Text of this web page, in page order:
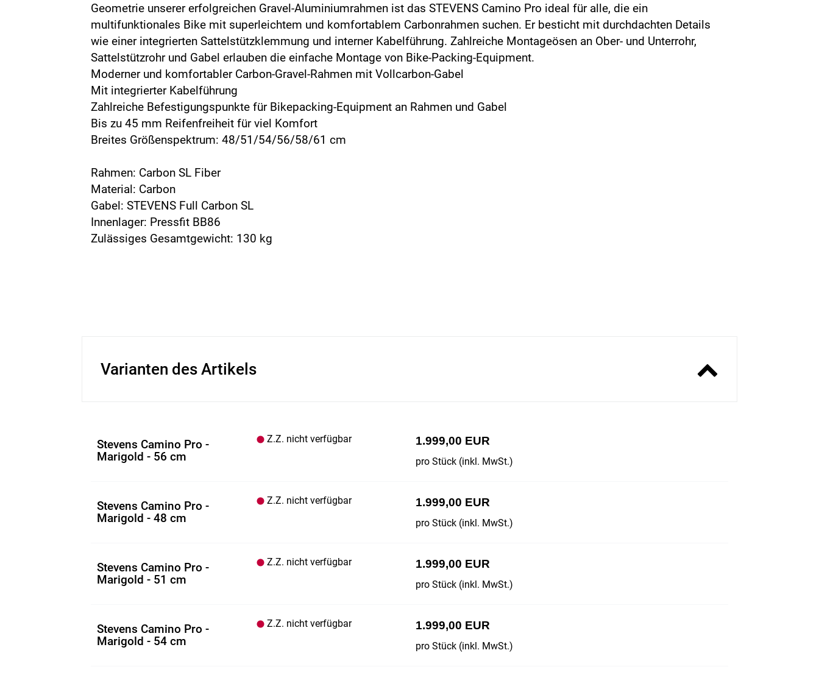
Geometrie unserer erfolgreichen Gravel-Aluminiumrahmen ist das STEVENS Camino Pro ideal für alle, die ein
multifunktionales Bike mit superleichtem und komfortablem Carbonrahmen suchen. Er besticht mit durchdachten Details
wie einer integrierten Sattelstützklemmung und interner Kabelführung. Zahlreiche Montageösen an Ober- und Unterrohr,
Sattelstützrohr und Gabel erlauben die einfache Montage von Bike-Packing-Equipment.
Moderner und komfortabler Carbon-Gravel-Rahmen mit Vollcarbon-Gabel
Mit integrierter Kabelführung
Zahlreiche Befestigungspunkte für Bikepacking-Equipment an Rahmen und Gabel
Bis zu 45 mm Reifenfreiheit für viel Komfort
Breites Größenspektrum: 48/51/54/56/58/61 cm
Rahmen: Carbon SL Fiber
Material: Carbon
Gabel: STEVENS Full Carbon SL
Innenlager: Pressfit BB86
Zulässiges Gesamtgewicht: 130 kg
Varianten des Artikels
Stevens Camino Pro -
Marigold - 56 cm
Z.Z. nicht verfügbar 1.999,00 EUR
pro Stück (inkl. MwSt.)
Stevens Camino Pro -
Marigold - 48 cm
Z.Z. nicht verfügbar 1.999,00 EUR
pro Stück (inkl. MwSt.)
Stevens Camino Pro -
Marigold - 51 cm
Z.Z. nicht verfügbar 1.999,00 EUR
pro Stück (inkl. MwSt.)
Stevens Camino Pro -
Marigold - 54 cm
Z.Z. nicht verfügbar 1.999,00 EUR
pro Stück (inkl. MwSt.)